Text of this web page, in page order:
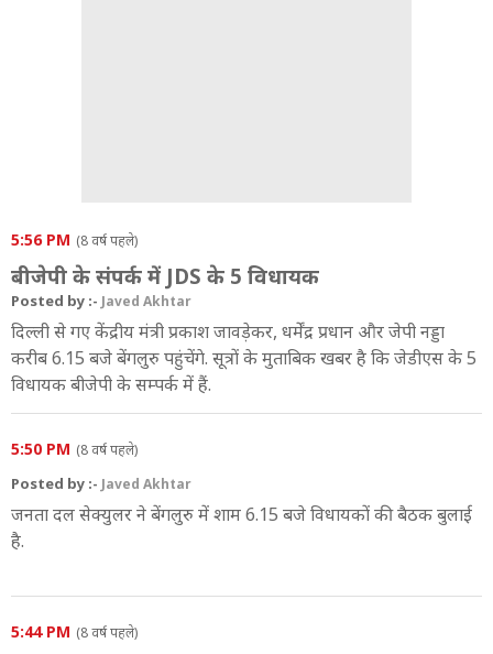
5:56 PM (8 वर्ष पहले)
बीजेपी के संपर्क में JDS के 5 विधायक
Posted by :- Javed Akhtar
दिल्ली से गए केंद्रीय मंत्री प्रकाश जावड़ेकर, धर्मेंद्र प्रधान और जेपी नड्डा
करीब 6.15 बजे बेंगलुरु पहुंचेंगे. सूत्रों के मुताबिक खबर है कि जेडीएस के 5
विधायक बीजेपी के सम्पर्क में हैं.
5:50 PM (8 वर्ष पहले)
Posted by :- Javed Akhtar
जनता दल सेक्युलर ने बेंगलुरु में शाम 6.15 बजे विधायकों की बैठक बुलाई
है.
5:44 PM (8 वर्ष पहले)